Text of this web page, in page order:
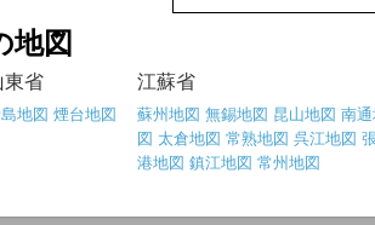
地図
東省 江蘇省
地図 煙台地図 蘇州地図 無錫地図 昆山地図 南
図 太倉地図 常熟地図 呉江地図
港地図 鎮江地図 常州地図